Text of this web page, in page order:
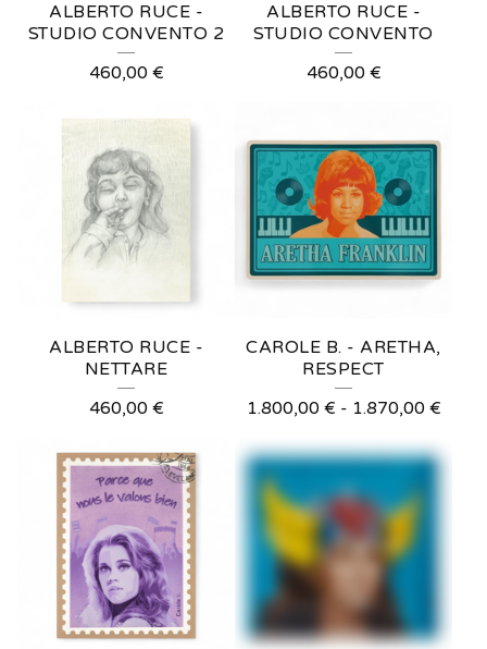
ALBERTO RUCE -
STUDIO CONVENTO 2
460,00 €
ALBERTO RUCE -
STUDIO CONVENTO
460,00 €
ALBERTO RUCE -
NETTARE
460,00 €
CAROLE B. - ARETHA,
RESPECT
1.800,00 € - 1.870,00 €